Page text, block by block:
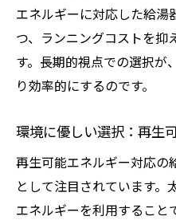
エネルギーに対応した給湯
つ、ランニングコストを抑
す。長期的視点での選択が
り効率的にするのです。
環境に優しい選択：再生
再生可能エネルギー対応の
として注目されています
エネルギーを利用すること